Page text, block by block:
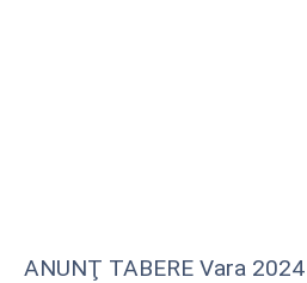
ANUNŢ TABERE Vara 2024